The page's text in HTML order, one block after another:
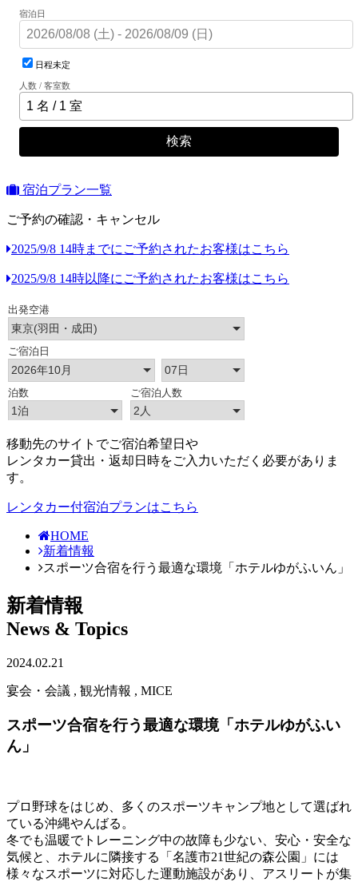
宿泊日
日程未定
人数 / 客室数
検索
宿泊プラン一覧
ご予約の確認・キャンセル
2025/9/8 14時までにご予約されたお客様はこちら
2025/9/8 14時以降にご予約されたお客様はこちら
移動先のサイトでご宿泊希望日や
レンタカー貸出・返却日時をご入力いただく必要がありま
す。
レンタカー付宿泊プランはこちら
HOME
新着情報
スポーツ合宿を行う最適な環境「ホテルゆがふいん」
新着情報
News & Topics
2024.02.21
宴会・会議 , 観光情報 , MICE
スポーツ合宿を行う最適な環境「ホテルゆがふい
ん」
プロ野球をはじめ、多くのスポーツキャンプ地として選ばれ
ている沖縄やんばる。
冬でも温暖でトレーニング中の故障も少ない、安心・安全な
気候と、ホテルに隣接する「名護市21世紀の森公園」には
様々なスポーツに対応した運動施設があり、アスリートが集